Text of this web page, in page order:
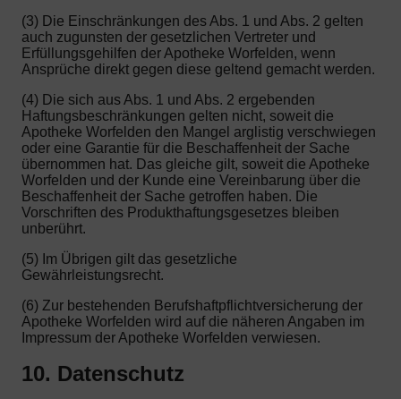
(3) Die Einschränkungen des Abs. 1 und Abs. 2 gelten
auch zugunsten der gesetzlichen Vertreter und
Erfüllungsgehilfen der Apotheke Worfelden, wenn
Ansprüche direkt gegen diese geltend gemacht werden.
(4) Die sich aus Abs. 1 und Abs. 2 ergebenden
Haftungsbeschränkungen gelten nicht, soweit die
Apotheke Worfelden den Mangel arglistig verschwiegen
oder eine Garantie für die Beschaffenheit der Sache
übernommen hat. Das gleiche gilt, soweit die Apotheke
Worfelden und der Kunde eine Vereinbarung über die
Beschaffenheit der Sache getroffen haben. Die
Vorschriften des Produkthaftungsgesetzes bleiben
unberührt.
(5) Im Übrigen gilt das gesetzliche
Gewährleistungsrecht.
(6) Zur bestehenden Berufshaftpflichtversicherung der
Apotheke Worfelden wird auf die näheren Angaben im
Impressum der Apotheke Worfelden verwiesen.
10. Datenschutz